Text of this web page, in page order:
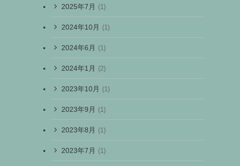
2025年7月 (1)
2024年10月 (1)
2024年6月 (1)
2024年1月 (2)
2023年10月 (1)
2023年9月 (1)
2023年8月 (1)
2023年7月 (1)